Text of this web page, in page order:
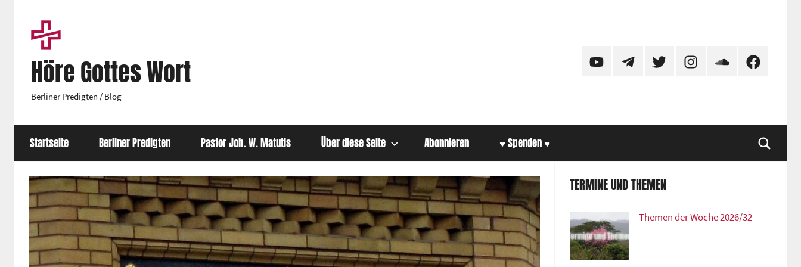
springen
Höre Gottes Wort
Berliner Predigten / Blog
YouTubeTelegramTwitter InstagramSoundCloudFacebook
Startseite Berliner Predigten Pastor Joh. W. Matutis Über diese Seite Abonnieren ♥ Spenden ♥
TERMINE UND THEMEN
Themen der Woche 2026/32